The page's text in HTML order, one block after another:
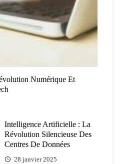
Numérique Et
Intelligence Artificielle : La
Révolution Silencieuse Des
Centres De Données
28 janvier 2025